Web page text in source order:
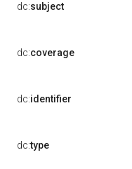
dc:subject
dc:coverage
dc:identifier
dc:type